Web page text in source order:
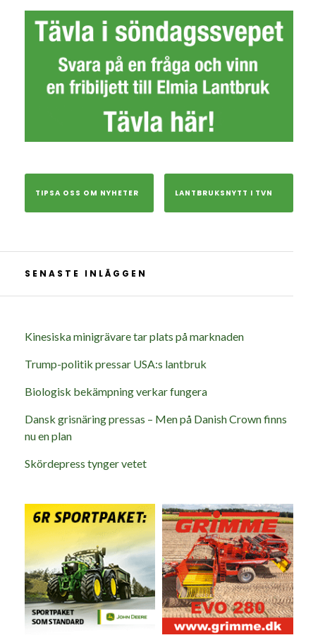
TIPSA OSS OM NYHETER LANTBRUKSNYTT I TVN
SENASTE INLÄGGEN
Kinesiska minigrävare tar plats på marknaden
Trump-politik pressar USA:s lantbruk
Biologisk bekämpning verkar fungera
Dansk grisnäring pressas – Men på Danish Crown finns
nu en plan
Skördepress tynger vetet